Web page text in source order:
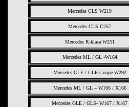
Mercedes CLS W219
Mercedes CLS C257
Mercedes R-klasa W251
Mercedes ML / GL -W164
Mercedes GLE / GLE Coupe W292
Mercedes ML / GL – W166 / X166
Mercedes GLE / GLS- W167 / X167